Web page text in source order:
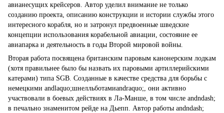
авианесущих крейсеров. Автор уделил внимание не только
созданию проекта, описанию конструкции и истории службы этого
интересного корабля, но и затронул предвоенные шведские
концепции использования корабельной авиации, состояние ее
авиапарка и деятельность в годы Второй мировой войны.
Вторая работа посвящена британским паровым канонерским лодкам
(хотя правильнее было бы назвать их паровыми артиллерийскими
катерами) типа SGB. Созданные в качестве средства для борьбы с
немецкими andlaquo;шнелльботамиandraquo;, они активно
участвовали в боевых действиях в Ла-Манше, в том числе andndash;
в печально знаменитом рейде на Дьепп. Автор работы andndash;